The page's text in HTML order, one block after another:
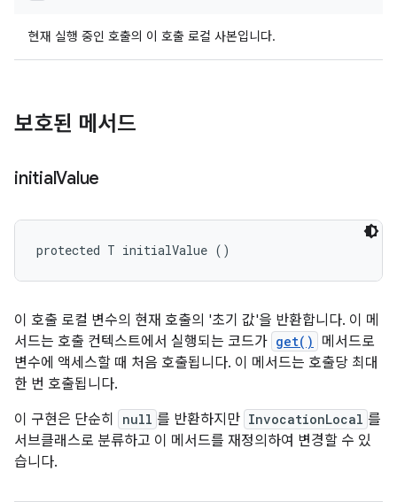
현재 실행 중인 호출의 이 호출 로컬 사본입니다.
보호된 메서드
initialValue
protected T initialValue ()
이 호출 로컬 변수의 현재 호출의 '초기 값'을 반환합니다. 이 메
서드는 호출 컨텍스트에서 실행되는 코드가 get()
메서드로
변수에 액세스할 때 처음 호출됩니다. 이 메서드는 호출당 최대
한 번 호출됩니다.
이 구현은 단순히
null 를 반환하지만 InvocationLocal 를
서브클래스로 분류하고 이 메서드를 재정의하여 변경할 수 있
습니다.